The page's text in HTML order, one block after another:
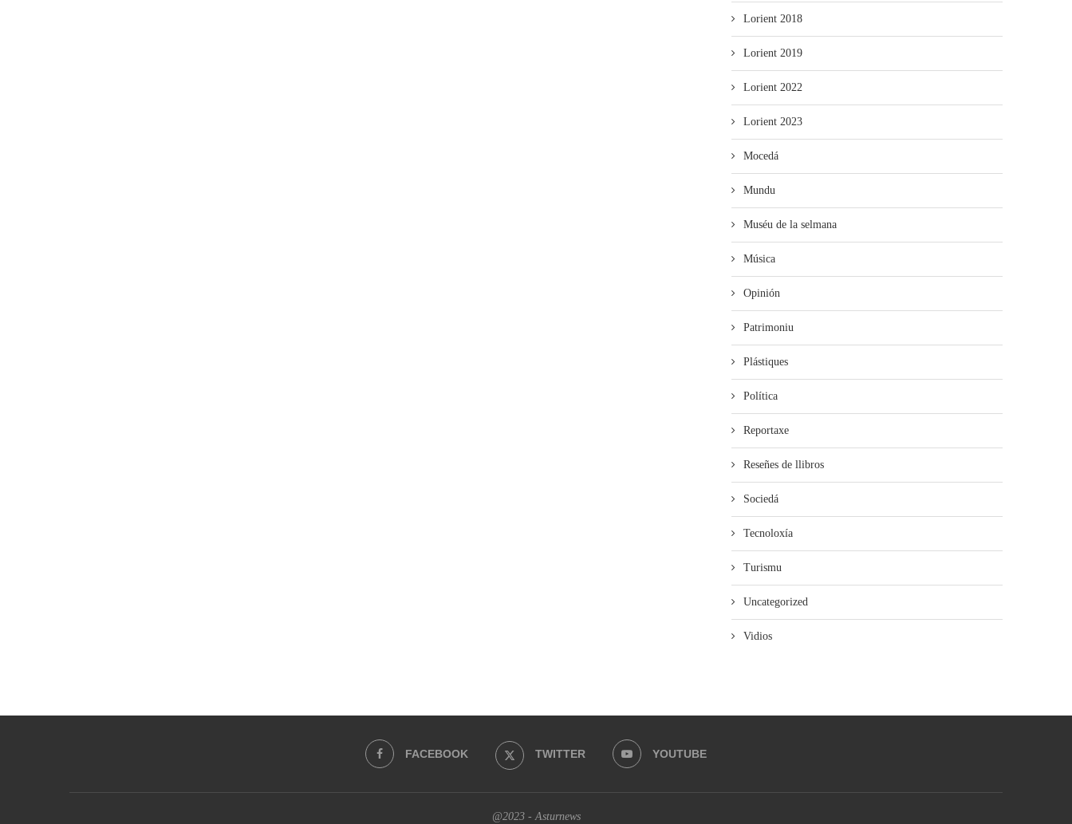
Lorient 2018
Lorient 2019
Lorient 2022
Lorient 2023
Mocedá
Mundu
Muséu de la selmana
Música
Opinión
Patrimoniu
Plástiques
Política
Reportaxe
Reseñes de llibros
Sociedá
Tecnoloxía
Turismu
Uncategorized
Vidios
FACEBOOK TWITTER YOUTUBE
@2023 - Asturnews